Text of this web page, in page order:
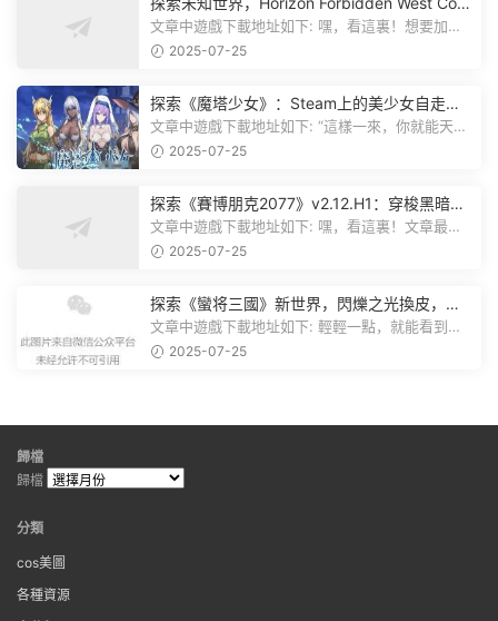
plete Edition正式發布！
文章中遊戲下載地址如下: 嘿，看這裏！想要加入
遊戲資源分享群，就點文章最後那...
2025-07-25
探索《魔塔少女》：Steam上的美少女自走
棋，戰鬥與策略的雙重盛宴！
文章中遊戲下載地址如下: “這樣一來，你就能天天
2025-07-25
探索《賽博朋克2077》v2.12.H1：穿梭黑暗都
市，感受未來世界的震撼
文章中遊戲下載地址如下: 嘿，看這裏！文章最後
有個圖片，點一下就能加入我們的...
2025-07-25
探索《蠻将三國》新世界，閃爍之光換皮，共
赴手遊盛宴！
文章中遊戲下載地址如下: 輕輕一點，就能看到原
文。 滑動一下屏幕，就能看到...
2025-07-25
歸檔
歸檔
分類
cos美圖
各種資源